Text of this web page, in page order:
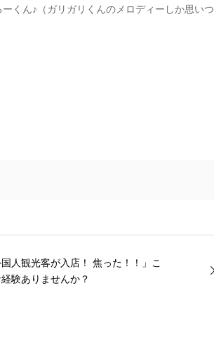
くん♪（ガリガリくんのメロディーしか思いつ
国人観光客が入店！ 焦った！！」こ
験ありませんか？